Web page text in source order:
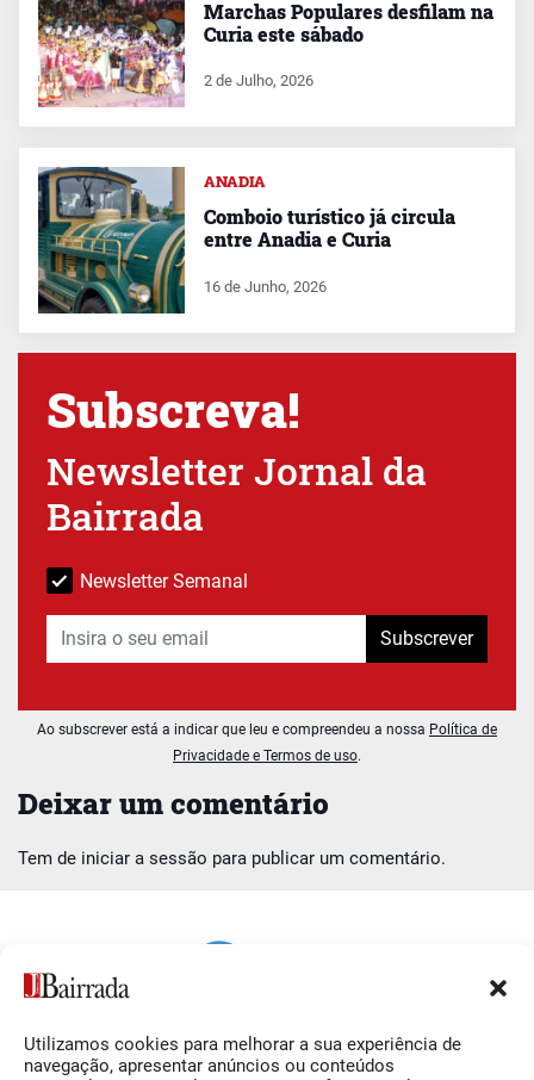
Utilizamos cookies para melhorar a sua experiência de
navegação, apresentar anúncios ou conteúdos
Deixar um comentário
Tem de iniciar a sessão para publicar um comentário.
Marchas Populares desfilam na
Curia este sábado
2 de Julho, 2026
ANADIA
Comboio turístico já circula
entre Anadia e Curia
16 de Junho, 2026
Subscreva!
Newsletter Jornal da
Bairrada
Newsletter Semanal
Subscrever
Ao subscrever está a indicar que leu e compreendeu a nossa Política de
Privacidade e Termos de uso.
Siga-nos O Jornal da Bairrada